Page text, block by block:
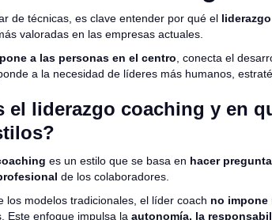
de técnicas, es clave entender por qué el
valoradas en las empresas actuales.
pone a las personas en el centro , conecta el
a la necesidad de líderes más humanos,
el liderazgo coaching y en
es un estilo que se basa en hacer
de los colaboradores.
los modelos tradicionales, el líder coach no impone
Este enfoque impulsa la autonomía, la